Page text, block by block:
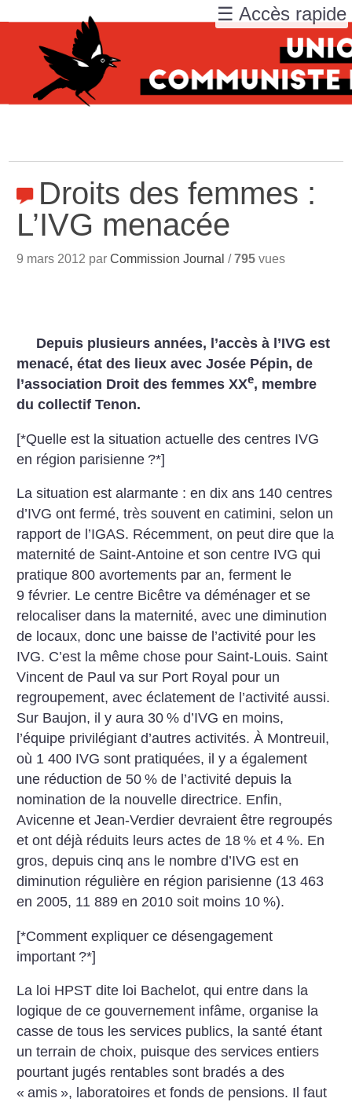
Droits des femmes :
L’IVG menacée
9 mars 2012 parCommission Journal /795 vues
Depuis plusieurs années, l’accès à l’IVG est
menacé, état des lieux avec Josée Pépin, de
l’association Droit des femmes XXe, membre
du collectif Tenon.
[*Quelle est la situation actuelle des centres IVG
en région parisienne ?*]
La situation est alarmante : en dix ans 140 centres
d’IVG ont fermé, très souvent en catimini, selon un
rapport de l’IGAS. Récemment, on peut dire que la
maternité de Saint-Antoine et son centre IVG qui
pratique 800 avortements par an, ferment le
9 février. Le centre Bicêtre va déménager et se
relocaliser dans la maternité, avec une diminution
de locaux, donc une baisse de l’activité pour les
IVG. C’est la même chose pour Saint-Louis. Saint
Vincent de Paul va sur Port Royal pour un
regroupement, avec éclatement de l’activité aussi.
Sur Baujon, il y aura 30 % d’IVG en moins,
l’équipe privilégiant d’autres activités. À Montreuil,
où 1 400 IVG sont pratiquées, il y a également
une réduction de 50 % de l’activité depuis la
nomination de la nouvelle directrice. Enfin,
Avicenne et Jean-Verdier devraient être regroupés
et ont déjà réduits leurs actes de 18 % et 4 %. En
gros, depuis cinq ans le nombre d’IVG est en
diminution régulière en région parisienne (13 463
en 2005, 11 889 en 2010 soit moins 10 %).
[*Comment expliquer ce désengagement
important ?*]
La loi HPST dite loi Bachelot, qui entre dans la
logique de ce gouvernement infâme, organise la
casse de tous les services publics, la santé étant
un terrain de choix, puisque des services entiers
pourtant jugés rentables sont bradés a des
« amis », laboratoires et fonds de pensions. Il faut
☰ Accès rapide